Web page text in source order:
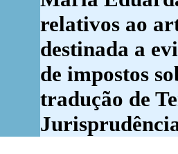
relativos ao
destinada a
de impostos
tradução de